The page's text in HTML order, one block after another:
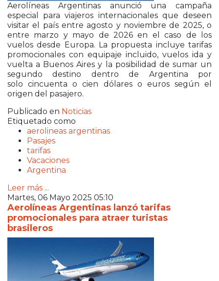
Aerolíneas Argentinas anunció una campaña
especial para viajeros internacionales que deseen
visitar el país entre agosto y noviembre de 2025, o
entre marzo y mayo de 2026 en el caso de los
vuelos desde Europa. La propuesta incluye tarifas
promocionales con equipaje incluido, vuelos ida y
vuelta a Buenos Aires y la posibilidad de sumar un
segundo destino dentro de Argentina por
solo cincuenta o cien dólares o euros según el
origen del pasajero.
Publicado en Noticias
Etiquetado como
aerolineas argentinas
Pasajes
tarifas
Vacaciones
Argentina
Leer más ...
Martes, 06 Mayo 2025 05:10
Aerolíneas Argentinas lanzó tarifas
promocionales para atraer turistas
brasileros